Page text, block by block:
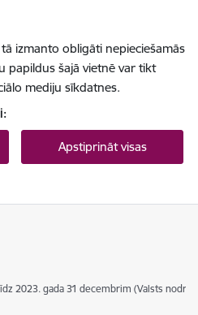
izmanto obligāti nepieciešamās
papildus šajā vietnē var tikt
mediju sīkdatnes.
Apstiprināt visas
2023. gada 31 decembrim (Valsts